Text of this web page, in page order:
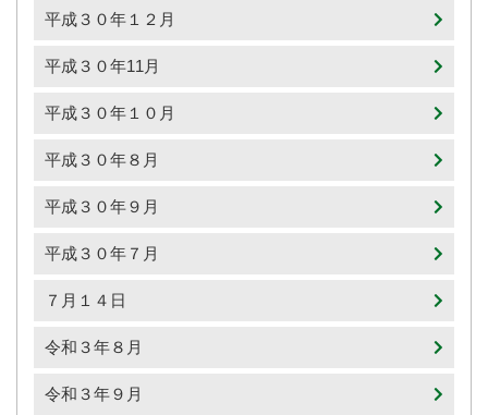
平成３０年１２月
平成３０年11月
平成３０年１０月
平成３０年８月
平成３０年９月
平成３０年７月
７月１４日
令和３年８月
令和３年９月